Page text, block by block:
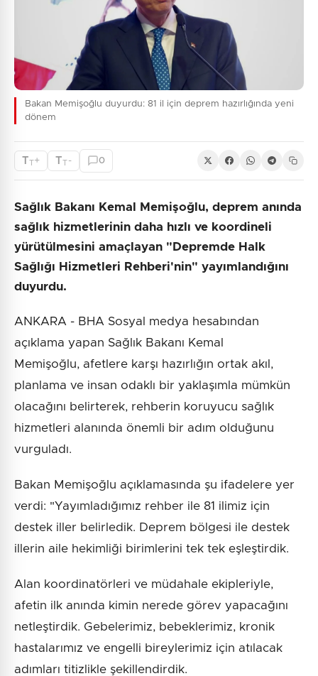
Bakan Memişoğlu duyurdu: 81 il için deprem hazırlığında yeni
dönem
TT+ TT - 0
Sağlık Bakanı Kemal Memişoğlu, deprem anında
sağlık hizmetlerinin daha hızlı ve koordineli
yürütülmesini amaçlayan "Depremde Halk
Sağlığı Hizmetleri Rehberi'nin" yayımlandığını
duyurdu.
ANKARA - BHA Sosyal medya hesabından
açıklama yapan Sağlık Bakanı Kemal
Memişoğlu, afetlere karşı hazırlığın ortak akıl,
planlama ve insan odaklı bir yaklaşımla mümkün
olacağını belirterek, rehberin koruyucu sağlık
hizmetleri alanında önemli bir adım olduğunu
vurguladı.
Bakan Memişoğlu açıklamasında şu ifadelere yer
verdi: "Yayımladığımız rehber ile 81 ilimiz için
destek iller belirledik. Deprem bölgesi ile destek
illerin aile hekimliği birimlerini tek tek eşleştirdik.
Alan koordinatörleri ve müdahale ekipleriyle,
afetin ilk anında kimin nerede görev yapacağını
netleştirdik. Gebelerimiz, bebeklerimiz, kronik
hastalarımız ve engelli bireylerimiz için atılacak
adımları titizlikle şekillendirdik.